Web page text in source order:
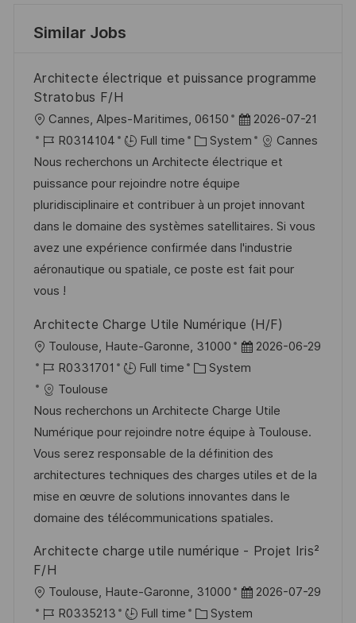
Similar Jobs
Architecte électrique et puissance programme
Stratobus F/H
L
o
c
a
t
i
o
n
Cannes, Alpes-Maritimes, 06150
P
o
s
t
e
d
D
a
2026-07-21
J
o
b
I
d
R0314104 Full time
C
a
t
e
g
o
r
System
Cannes
Nous recherchons un Architecte électrique et
puissance pour rejoindre notre équipe
pluridisciplinaire et contribuer à un projet innovant
dans le domaine des systèmes satellitaires. Si vous
avez une expérience confirmée dans l'industrie
aéronautique ou spatiale, ce poste est fait pour
vous !
Architecte Charge Utile Numérique (H/F)
L
o
c
a
t
i
o
n
Toulouse, Haute-Garonne, 31000
P
o
t
e
d
D
a
t
2026-06-29
J
o
b
I
d
R0331701 Full time
C
t
e
g
o
r
y
System
Toulouse
Nous recherchons un Architecte Charge Utile
Numérique pour rejoindre notre équipe à Toulouse.
Vous serez responsable de la définition des
architectures techniques des charges utiles et de la
mise en œuvre de solutions innovantes dans le
domaine des télécommunications spatiales.
Architecte charge utile numérique - Projet Iris²
F/H
L
o
Toulouse, Haute-Garonne, 31000
P
o
2026-07-29
J
R0335213 Full time
C System